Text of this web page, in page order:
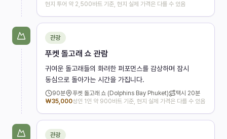
현지 투어 약 2,500바트 기준, 현지 실제 가격은 다를 수 있음
관광
푸켓 돌고래 쇼 관람
귀여운 돌고래들의 화려한 퍼포먼스를 감상하며 잠시
동심으로 돌아가는 시간을 가집니다.
90분 푸켓 돌고래 쇼 (Dolphins Bay Phuket) 택시 20분
₩35,000성인 1인 약 900바트 기준, 현지 실제 가격은 다를 수 있음
관광